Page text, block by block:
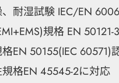
耐湿試験 IEC/EN
規格 EN 50121-
EN 50155(IEC 60571)
格EN 45545-2に対応